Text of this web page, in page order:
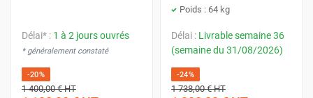
Délai* : 1 à 2 jours ouvrés
* généralement constaté
-20%
1 400,00 €HT
Poids : 64 kg
Délai : Livrable semaine 36
(semaine du 31/08/2026)
-24%
1 738,00 €HT